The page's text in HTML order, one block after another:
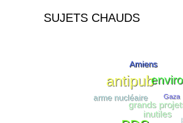
SUJETS CHAUDS